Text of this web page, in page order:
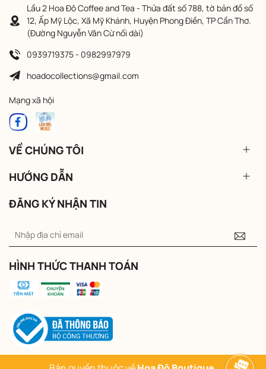
Lầu 2 Hoa Đô Coffee and Tea - Thửa đất số 788, tờ bản đồ số
12, Ấp Mỹ Lộc, Xã Mỹ Khánh, Huyện Phong Điền, TP Cần Thơ.
(Đường Nguyễn Văn Cừ nối dài)
0939719375 - 0982997979
hoadocollections@gmail.com
Mạng xã hội
VỀ CHÚNG TÔI
HƯỚNG DẪN
ĐĂNG KÝ NHẬN TIN
HÌNH THỨC THANH TOÁN